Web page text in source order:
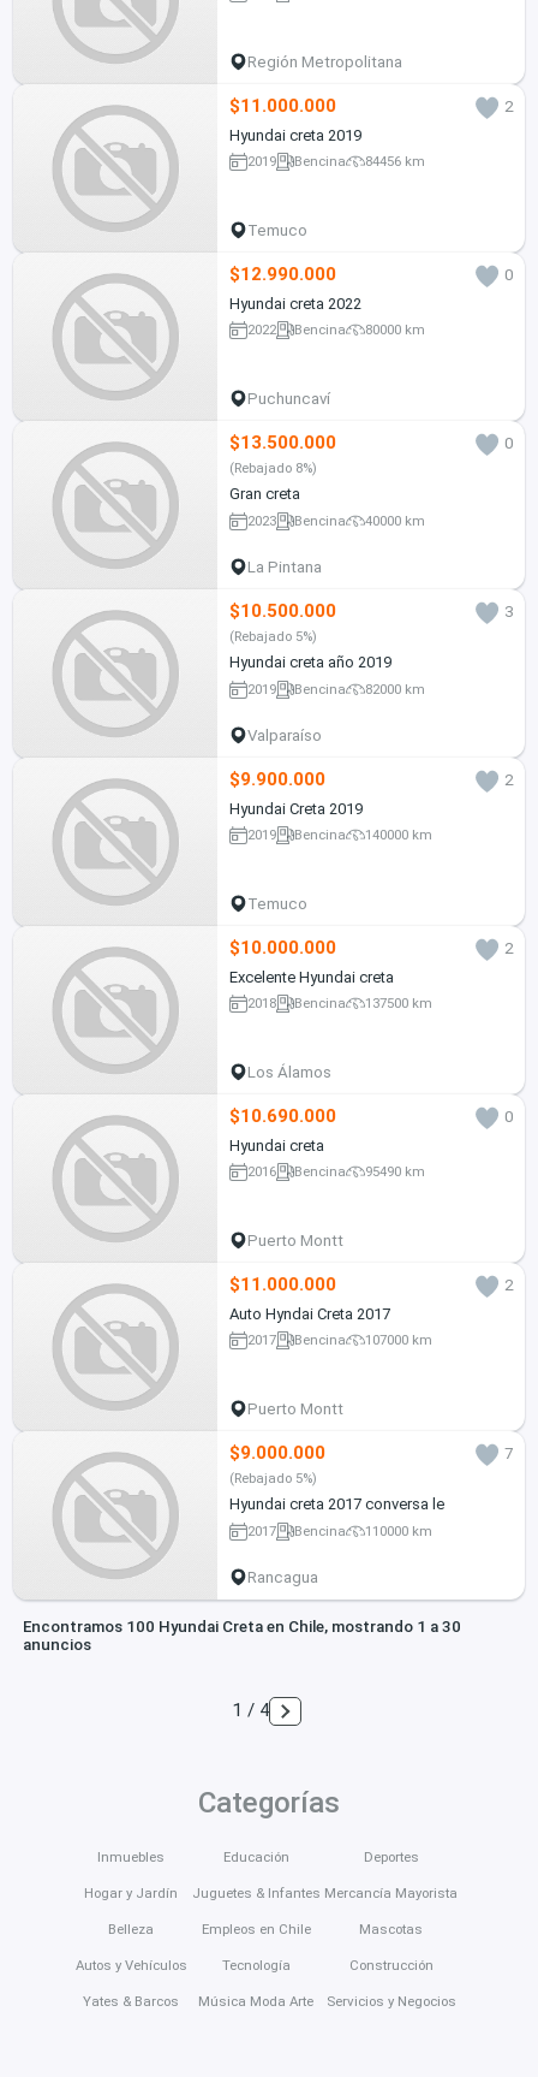
Región Metropolitana
$11.000.000
2
Hyundai creta 2019
2019 Bencina 84456 km
Temuco
$12.990.000
0
Hyundai creta 2022
2022 Bencina 80000 km
Puchuncaví
$13.500.000 0
(Rebajado 8%)
Gran creta
2023 Bencina 40000 km
La Pintana
$10.500.000 3
(Rebajado 5%)
Hyundai creta año 2019
2019 Bencina 82000 km
Valparaíso
$9.900.000
2
Hyundai Creta 2019
2019 Bencina 140000 km
Temuco
$10.000.000
2
Excelente Hyundai creta
2018 Bencina 137500 km
Los Álamos
$10.690.000
0
Hyundai creta
2016 Bencina 95490 km
Puerto Montt
$11.000.000
2
Auto Hyndai Creta 2017
2017 Bencina 107000 km
Puerto Montt
$9.000.000 7
(Rebajado 5%)
Hyundai creta 2017 conversa le
2017 Bencina 110000 km
Rancagua
Encontramos 100 Hyundai Creta en Chile, mostrando 1 a 30
anuncios
1 / 4
Categorías
Inmuebles
Hogar y Jardín
Belleza
Autos y Vehículos
Yates & Barcos
Educación
Juguetes & Infantes
Empleos en Chile
Tecnología
Música Moda Arte
Deportes
Mercancía Mayorista
Mascotas
Construcción
Servicios y Negocios